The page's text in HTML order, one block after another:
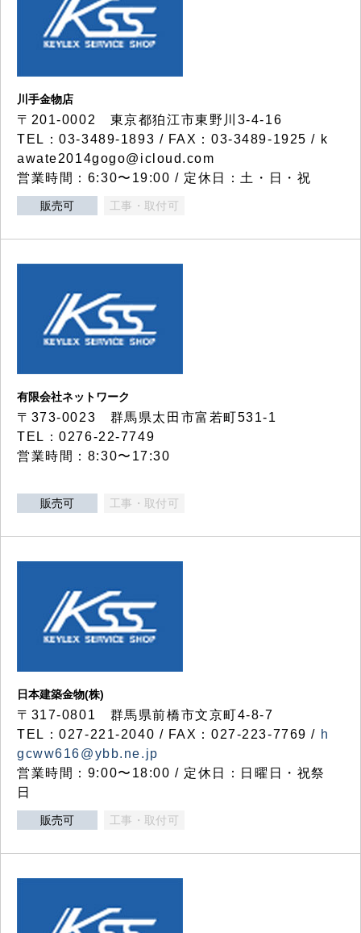
川手金物店
〒201-0002 東京都狛江市東野川3-4-16
TEL：03-3489-1893 / FAX：03-3489-1925 / k
awate2014gogo@icloud.com
営業時間：6:30〜19:00 / 定休日：土・日・祝
販売可 工事・取付可
有限会社ネットワーク
〒373-0023 群馬県太田市富若町531-1
TEL：0276-22-7749
営業時間：8:30〜17:30
販売可 工事・取付可
日本建築金物(株)
〒317‐0801 群馬県前橋市文京町4-8-7
TEL：027-221-2040 / FAX：027-223-7769 / h
gcww616@ybb.ne.jp
営業時間：9:00〜18:00 / 定休日：日曜日・祝祭
日
販売可 工事・取付可